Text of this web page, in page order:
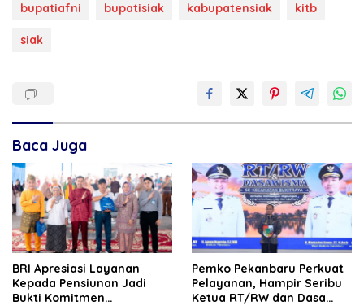
bupatiafni bupatisiak kabupatensiak kitb
siak
Baca Juga
BRI Apresiasi Layanan
Kepada Pensiunan Jadi
Bukti Komitmen
Pemko Pekanbaru Perkuat
Pelayanan, Hampir Seribu
Ketua RT/RW dan Dasa